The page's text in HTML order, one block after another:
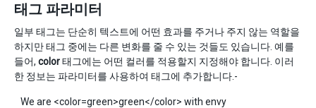
태그 파라미터
일부 태그는 단순히 텍스트에 어떤 효과를 주거나 주지 않는 역할을
하지만 태그 중에는 다른 변화를 줄 수 있는 것들도 있습니다. 예를
들어, color태그에는 어떤 컬러를 적용할지 지정해야 합니다. 이러
한 정보는 파라미터를 사용하여 태그에 추가합니다.-
We are <color=green>green</color> with envy